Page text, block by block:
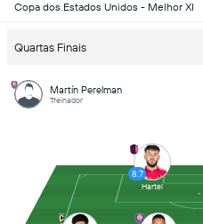
Copa dos Estados Unidos - Melhor XI
Quartas Finais
Martín Perelman
Treinador
8.7
Hartel